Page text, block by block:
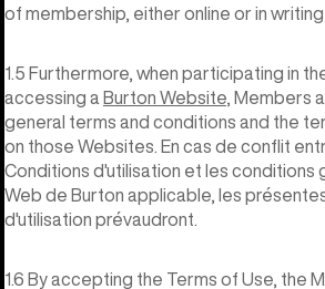
of membership, either online or in writing
1.5 Furthermore, when participating in
accessing a Burton Website , Members
general terms and conditions and the
on those Websites. En cas de conflit
Conditions d'utilisation et les conditions
Web de Burton applicable, les
d'utilisation prévaudront.
1.6 By accepting the Terms of Use, the